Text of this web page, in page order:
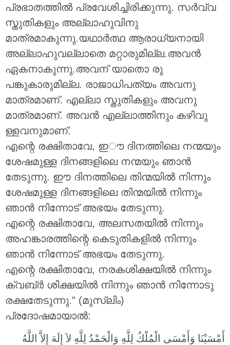
പ്രഭാതത്തിൽ പ്രവേശിച്ചിരിക്കുന്നു. സർവ്വ
സ്തുതികളും അല്ലാഹുവിനു
മാത്രമാകുന്നു.യഥാർത്ഥ ആരാധ്യനായി
അല്ലാഹുവല്ലാതെ മറ്റാരുമില്ല.അവൻ
ഏകനാകുന്നു.അവന് യാതൊ രു
പങ്കുകാരുമില്ല. രാജാധിപത്യം അവനു
മാത്രമാണ്. എല്ലാ സ്തുതികളും അവനു
മാത്രമാണ്. അവൻ എല്ലാത്തിനും കഴിവു
ള്ളവനുമാണ്.
എന്റെ രക്ഷിതാവേ, ഇൗ ദിനത്തിലെ നന്മയും
ശേഷമുള്ള ദിനങ്ങളിലെ നന്മയും ഞാൻ
തേടുന്നു. ഈ ദിനത്തിലെ തിന്മയിൽ നിന്നും
ശേഷമുള്ള ദിനങ്ങളിലെ തിന്മയിൽ നിന്നും
ഞാൻ നിന്നോട് അഭയം തേടുന്നു.
എന്റെ രക്ഷിതാവേ, അലസതയിൽ നിന്നും
അഹങ്കാരത്തിന്റെ കെടുതികളിൽ നിന്നും
ഞാൻ നിന്നോട് അഭയം തേടുന്നു.
എന്റെ രക്ഷിതാവേ, നരകശിക്ഷയിൽ നിന്നും
ക്വബ്ർ ശിക്ഷയിൽ നിന്നും ഞാൻ നിന്നോടു
രക്ഷതേടുന്നു.” (മുസ്‌ലിം)
പ്രദോഷമായാൽ:
أَمْسَيْنَا وَأَمْسَى الْمُلْكُ لِلَّهِ وَالْحَمْدُ لِلَّهِ لاَ إِلَهَ إِلاَّ اللَّهُ